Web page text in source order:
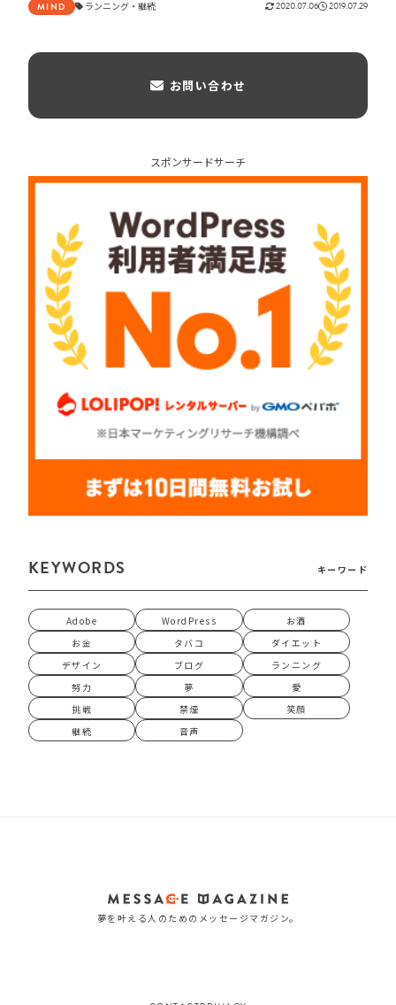
MIND ランニング 継続 2020.07.06 2019.07.29
お問い合わせ
スポンサードサーチ
KEYWORDS キーワード
Adobe WordPress
お酒
お金
タバコ
ダイエット
デザイン
ブログ
ランニング
努力
夢
愛
挑戦
禁煙
笑顔
継続
音声
夢を叶える人のためのメッセージマガジン。